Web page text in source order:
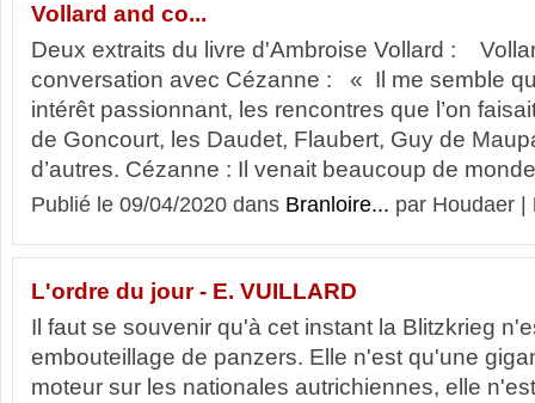
Vollard and co...
Deux extraits du livre d'Ambroise Vollard :
conversation avec Cézanne : « Il me semble
intérêt passionnant, les rencontres que l’on
de Goncourt, les Daudet, Flaubert, Guy de
d’autres. Cézanne : Il venait beaucoup de
Publié le 09/04/2020 dans Branloire... par Houdaer |
L'ordre du jour - E. VUILLARD
Il faut se souvenir qu'à cet instant la Blitzkrieg
embouteillage de panzers. Elle n'est qu'une
moteur sur les nationales autrichiennes, elle